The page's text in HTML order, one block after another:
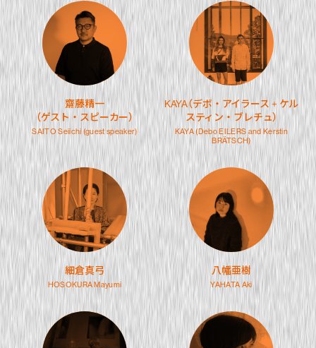
齋藤精一
（ゲスト・スピーカー）
SAITO Seiichi(guest speaker)
KAYA（デボ・アイラース + ケル
スティン・ブレチュ）
KAYA (Debo EILERS and Kerstin
BRÄTSCH)
細倉真弓
HOSOKURA Mayumi
八幡亜樹
YAHATA Aki